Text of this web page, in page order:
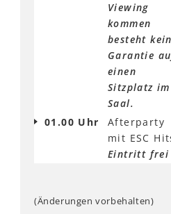
Viewing
kommen
besteht
Garantie
einen
Sitzplatz im
Saal.
01.00 Uhr
Afterparty
mit ESC
Eintritt frei
(Änderungen vorbehalten)